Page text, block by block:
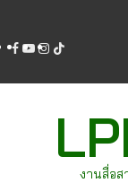
content
facebook
youtube
instagram
tiktok
งานสื่อส